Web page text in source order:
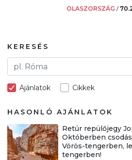
OLASZORSZÁG /
KERESÉS
Ajánlatok Cikkek
HASONLÓ AJÁNLATOK
Retúr repülőjegy
Októberben csodás
Vörös-tengerben,
tengerben!